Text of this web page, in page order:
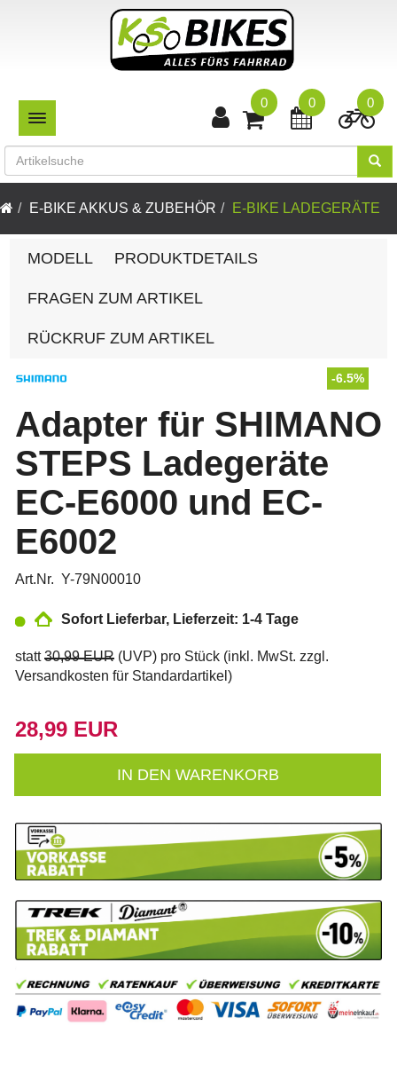
TOGGLE NAVIGATION
0
0
0
E-BIKE AKKUS & ZUBEHÖR E-BIKE LADEGERÄTE
MODELL PRODUKTDETAILS
FRAGEN ZUM ARTIKEL
RÜCKRUF ZUM ARTIKEL
-6.5%
Adapter für SHIMANO
STEPS Ladegeräte
EC-E6000 und EC-
E6002
Art.Nr. Y-79N00010
Sofort Lieferbar, Lieferzeit: 1-4 Tage
statt30,99 EUR (UVP) pro Stück (inkl. MwSt. zzgl.
Versandkosten für Standardartikel )
28,99 EUR
IN DEN WARENKORB